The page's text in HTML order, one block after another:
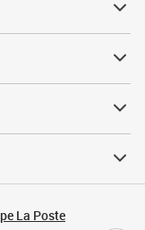
La Poste